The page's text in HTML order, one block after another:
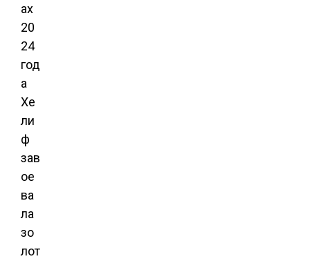
ах
20
24
год
а
Хе
ли
ф
зав
ое
ва
ла
зо
лот